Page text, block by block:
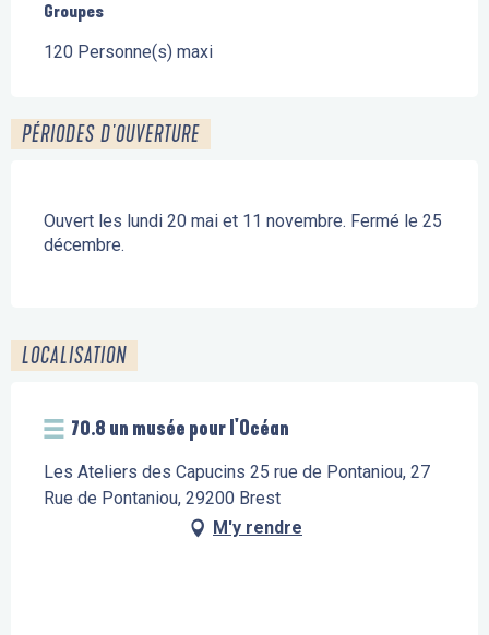
Groupes
Groupes
120 Personne(s) maxi
PÉRIODES D'OUVERTURE
Ouvert les lundi 20 mai et 11 novembre. Fermé le 25
décembre.
LOCALISATION
70.8 un musée pour l'Océan
Les Ateliers des Capucins 25 rue de Pontaniou, 27
Rue de Pontaniou, 29200 Brest
M'y rendre